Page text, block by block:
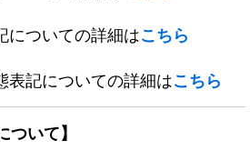
についての詳細はこちら
記についての詳細はこちら
ついて】